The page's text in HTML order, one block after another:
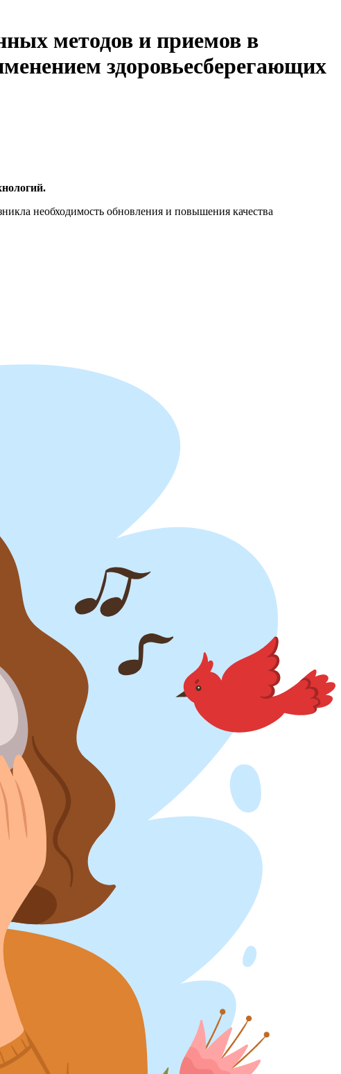
методов и приемов в
здоровьесберегающих
необходимость обновления и повышения качества